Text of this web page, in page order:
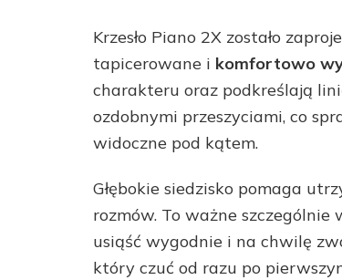
Krzesło Piano 2X zostało
tapicerowane i komfortowo
charakteru oraz podkreślają
ozdobnymi przeszyciami, co
widoczne pod kątem.
Głębokie siedzisko pomaga
rozmów. To ważne
usiąść wygodnie i na chwilę
który czuć od razu po